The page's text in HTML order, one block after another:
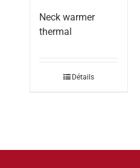
Neck warmer
thermal
Détails